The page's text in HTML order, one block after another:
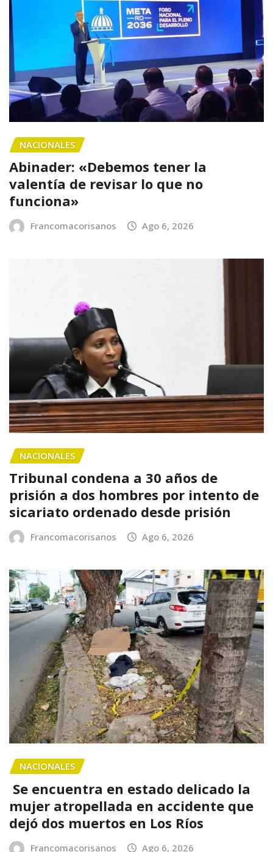
NACIONALES
Abinader: «Debemos tener la
valentía de revisar lo que no
funciona»
Francomacorisanos Ago 6, 2026
NACIONALES
Tribunal condena a 30 años de
prisión a dos hombres por intento de
sicariato ordenado desde prisión
Francomacorisanos Ago 6, 2026
NACIONALES
Se encuentra en estado delicado la
mujer atropellada en accidente que
dejó dos muertos en Los Ríos
Francomacorisanos Ago 6, 2026